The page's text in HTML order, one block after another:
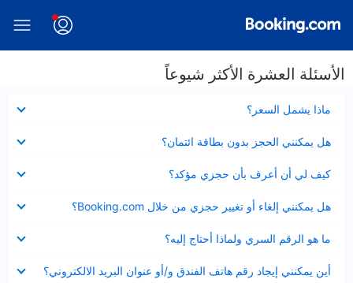
الأسئلة العشرة الأكثر شيوعاً
ماذا يشمل السعر؟
مصغر
هل يمكنني الحجز بدون بطاقة ائتمان؟
مصغر
كيف لي أن أعرف بأن حجزي مؤكد؟
مصغر
هل يمكنني إلغاء أو تغيير حجزي من خلال Booking.com؟
مصغر
ما هو الرقم السري ولماذا أحتاج إليه؟
مصغر
أين يمكنني إيجاد رقم هاتف الفندق و/أو عنوان البريد الالكتروني؟
عرض
مصغر